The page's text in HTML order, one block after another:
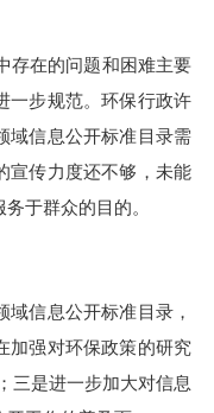
在的问题和困难主要
一步规范。环保行政许
域信息公开标准目录需
宣传力度还不够，未能
于群众的目的。
信息公开标准目录，
加强对环保政策的研究
三是进一步加大对信息